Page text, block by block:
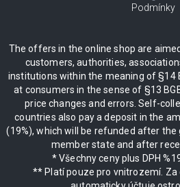
Podmínky
The offers in the online shop are
customers, authorities,
institutions within the meaning of §14
at consumers in the sense of §13
price changes and errors. Self-
countries also pay a deposit in the
(19%), which will be refunded after the
member state and after
* Všechny ceny plus DPH
** Platí pouze pro vnitrozemí. Za